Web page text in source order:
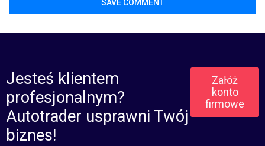
Jesteś klientem
profesjonalnym?
Autotrader usprawni Twój
biznes!
Załóż
konto
firmowe